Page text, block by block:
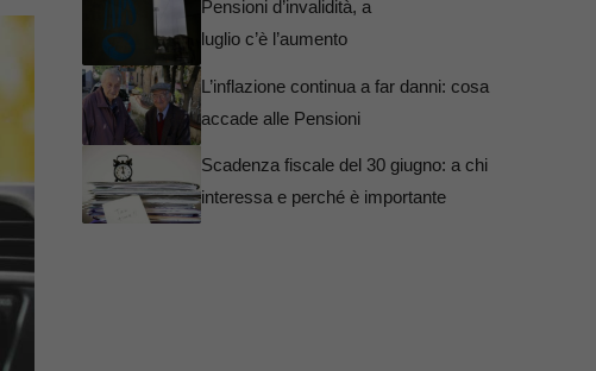
Pensioni d’invalidità, a
luglio c’è l’aumento
L’inflazione continua a far danni: cosa
accade alle Pensioni
Scadenza fiscale del 30 giugno: a chi
interessa e perché è importante